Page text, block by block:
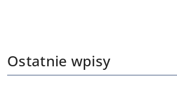
Ostatnie wpisy